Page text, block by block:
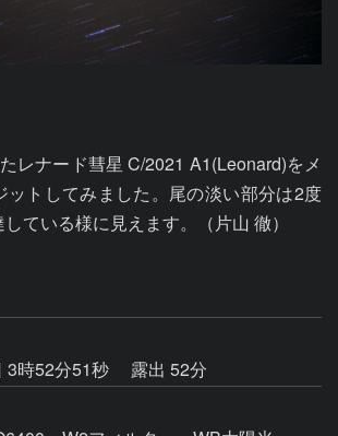
レナード彗星 C/2021 A1(Leonard)をメ
ットしてみました。尾の淡い部分は2度
ている様に見えます。（片山 徹）
3時52分51秒
露出 52分